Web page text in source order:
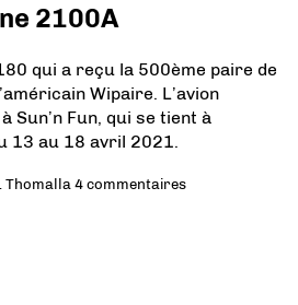
2100A
qui a reçu la 500ème paire de
Wipaire. L’avion
Sun’n Fun, qui se tient à
13 au 18 avril 2021.
Thomalla 4 commentaires